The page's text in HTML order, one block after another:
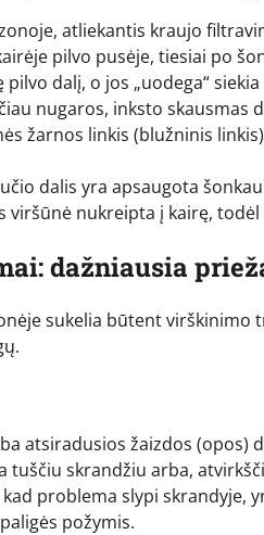
atliekantis kraujo
pilvo pusėje, tiesiai po
dalį, o jos „uodega“
nugaros, inksto skausmas
žarnos linkis (blužninis
dalis yra apsaugota
viršūnė nukreipta į kairę,
dažniausia
sukelia būtent
atsiradusios žaizdos (opos)
skrandžiu arba,
problema slypi skrandyje,
požymis.